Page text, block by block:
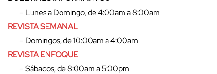
– Lunes a Domingo, de 4:00am a 8:00am
REVISTA SEMANAL
– Domingos, de 10:00am a 4:00am
REVISTA ENFOQUE
– Sábados, de 8:00am a 5:00pm